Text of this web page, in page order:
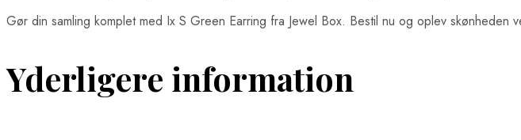
Gør din samling komplet med Ix S Green Earring fra Jewel Box. Bestil nu og oplev
Yderligere information